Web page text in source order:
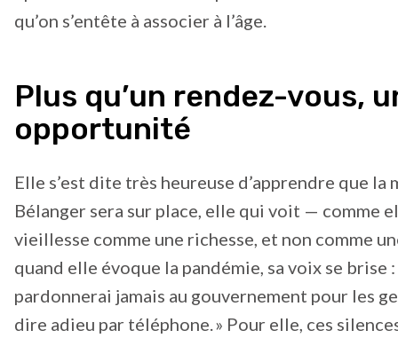
qu’on s’entête à associer à l’âge.
Plus qu’un rendez-vous,
opportunité
Elle s’est dite très heureuse d’apprendre que la
Bélanger sera sur place, elle qui voit — comme
vieillesse comme une richesse, et non comme
quand elle évoque la pandémie, sa voix se brise :
pardonnerai jamais au gouvernement pour les
dire adieu par téléphone. » Pour elle, ces